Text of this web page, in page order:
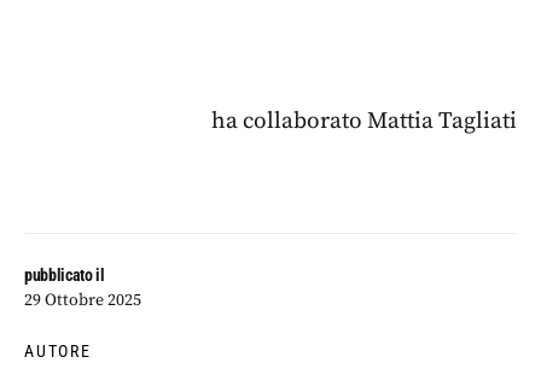
pubblicato il
29 Ottobre 2025
AUTORE
ha collaborato Mattia Tagliati